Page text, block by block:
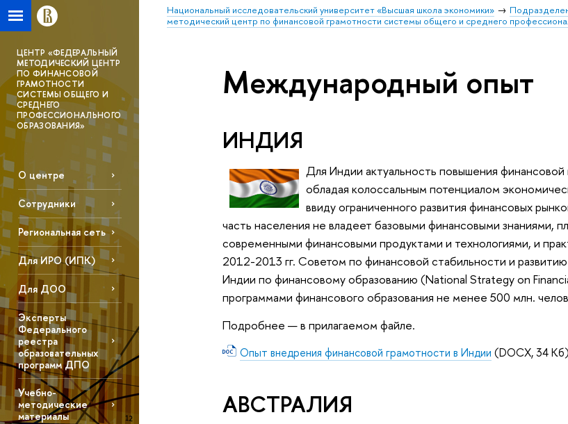
Национальный исследовательский университет «Высшая школа экономики»
методический центр по финансовой грамотности системы общего и среднего
ЦЕНТР «ФЕДЕРАЛЬНЫЙ
МЕТОДИЧЕСКИЙ ЦЕНТР
ПО ФИНАНСОВОЙ
ГРАМОТНОСТИ
СИСТЕМЫ ОБЩЕГО И
СРЕДНЕГО
ПРОФЕССИОНАЛЬНОГО
ОБРАЗОВАНИЯ»
О центре
Сотрудники
Региональная сеть
Для ИРО (ИПК)
Для ДОО
Эксперты
Федерального
реестра
образовательных
программ ДПО
Учебно-
методические
материалы
Международный опыт
ИНДИЯ
Для Индии актуальность повышения
обладая колоссальным потенциалом
ввиду ограниченного развития финансовых
часть населения не владеет базовыми финансовыми знаниями,
современными финансовыми продуктами и технологиями, и
2012-2013 гг. Советом по финансовой стабильности и
Индии по финансовому образованию (National Strategy on
программами финансового образования не менее 500 млн.
Подробнее — в прилагаемом файле.
Опыт внедрения финансовой грамотности в Индии (DOCX, 34 Кб)
АВСТРАЛИЯ